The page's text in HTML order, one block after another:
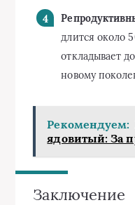
длится около
откладывает
новому
Рекомендуем:
ядовитый: За
Заключение